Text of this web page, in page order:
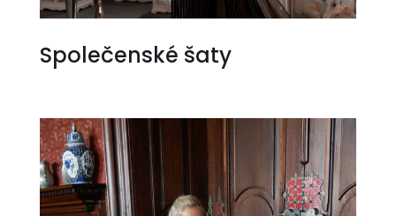
Společenské šaty